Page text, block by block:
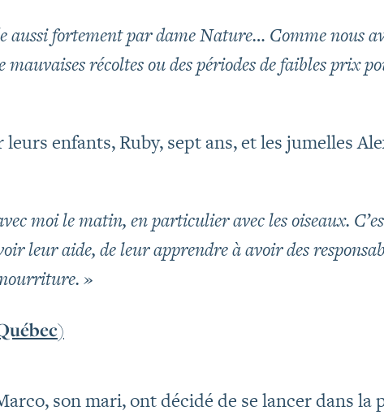
aussi fortement par dame Nature… Comme nous
mauvaises récoltes ou des périodes de faibles prix
enfants, Ruby, sept ans, et les jumelles
moi le matin, en particulier avec les oiseaux.
leur aide, de leur apprendre à avoir des
»
son mari, ont décidé de se lancer dans